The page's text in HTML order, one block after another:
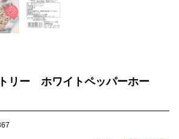
リー ホワイトペッパーホー